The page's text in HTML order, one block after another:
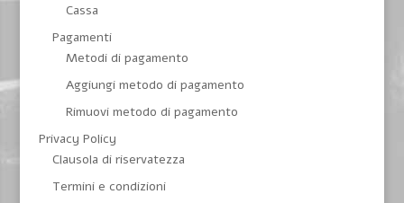
Cassa
Pagamenti
Metodi di pagamento
Aggiungi metodo di pagamento
Rimuovi metodo di pagamento
Privacy Policy
Clausola di riservatezza
Termini e condizioni